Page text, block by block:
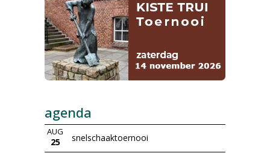
agenda
AUG
25 snelschaaktoernooi